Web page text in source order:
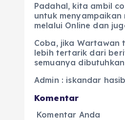
Padahal, kita ambil
untuk
melalui Online dan
Coba, jika Wartawan
lebih tertarik dari
semuanya
Admin : iskandar
Komentar
Komentar Anda